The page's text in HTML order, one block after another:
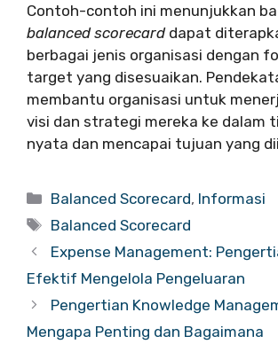
Contoh-contoh ini menunjukkan
balanced scorecarddapat
berbagai jenis organisasi dengan
target yang disesuaikan.
membantu organisasi untuk
visi dan strategi mereka ke dalam
nyata dan mencapai tujuan yang
Categories
Balanced Scorecard, Informasi
Tags
Balanced Scorecard
Expense Management:
Efektif Mengelola Pengeluaran
Pengertian Knowledge
Mengapa Penting dan Bagaimana